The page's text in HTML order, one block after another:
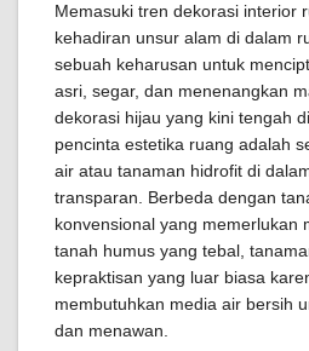
Memasuki tren dekorasi interior
kehadiran unsur alam di dalam
sebuah keharusan untuk
asri, segar, dan menenangkan
dekorasi hijau yang kini tengah
pencinta estetika ruang adalah
air atau tanaman hidrofit di
transparan. Berbeda dengan
konvensional yang memerlukan
tanah humus yang tebal,
kepraktisan yang luar biasa
membutuhkan media air bersih
dan menawan.